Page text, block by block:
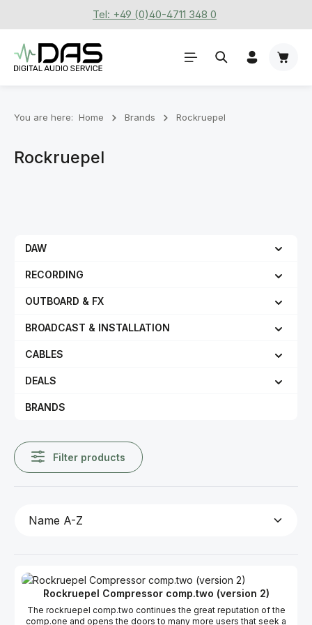
Skip to main contentTel: +49 (0)40-4711 348 0
You are here: Home Brands Rockruepel
Rockruepel
DAW
RECORDING
OUTBOARD & FX
BROADCAST & INSTALLATION
CABLES
DEALS
BRANDS
Filter products
Rockruepel Compressor comp.two (version 2)
The rockruepel comp.two continues the great reputation of the
comp.one and opens the doors to many more users that seek a